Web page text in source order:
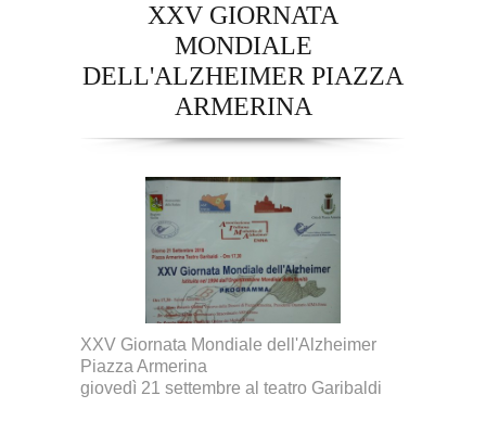
XXV GIORNATA
MONDIALE
DELL'ALZHEIMER PIAZZA
ARMERINA
XXV Giornata Mondiale dell'Alzheimer
Piazza Armerina
giovedì 21 settembre al teatro Garibaldi